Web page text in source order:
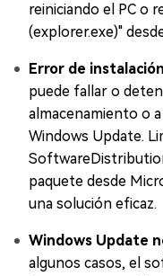
reiniciando el PC o
(explorer.exe)"
Error de
puede fallar o
almacenamiento o
Windows Update.
paquete desde
una solución eficaz.
Windows Update
algunos casos, el